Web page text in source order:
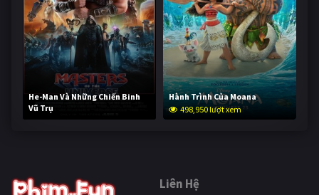
He-Man Và Những Chiến Binh
Vũ Trụ
248,396 lượt xem
Hành Trình Của Moana
498,950 lượt xem
Liên Hệ